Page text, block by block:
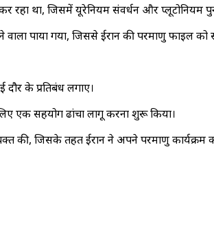
रहा था, जिसमें यूरेनियम संवर्धन और प्लूटोनियम
पाया गया, जिससे ईरान की परमाणु फाइल को
दौर के प्रतिबंध लगाए।
एक सहयोग ढांचा लागू करना शुरू किया।
की, जिसके तहत ईरान ने अपने परमाणु कार्यक्रम